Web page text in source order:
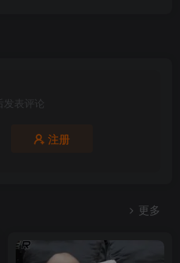
集 [142P21V-1.18GB]
[253P-688MB]
56MB]
[47P-63MB]
发表评论
注册
更多